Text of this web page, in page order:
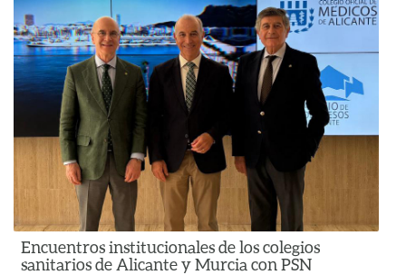
Encuentros institucionales de los colegios
sanitarios de Alicante y Murcia con PSN